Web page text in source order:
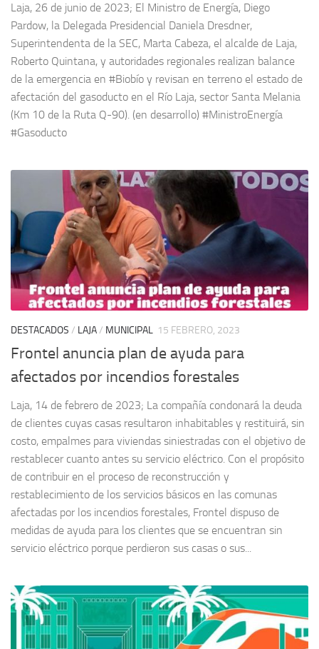
Laja, 26 de junio de 2023; El Ministro de Energía, Diego
Pardow, la Delegada Presidencial Daniela Dresdner,
Superintendenta de la SEC, Marta Cabeza, el alcalde de Laja,
Roberto Quintana, y autoridades regionales realizan balance
de la emergencia en #Biobío y revisan en terreno el estado de
afectación del gasoducto en el Río Laja, sector Santa Melania
(Km 10 de la Ruta Q-90). (en desarrollo) #MinistroEnergía
#Gasoducto
DESTACADOS / LAJA/ MUNICIPAL 15 FEBRERO, 2023
Frontel anuncia plan de ayuda para
afectados por incendios forestales
Laja, 14 de febrero de 2023; La compañía condonará la deuda
de clientes cuyas casas resultaron inhabitables y restituirá, sin
costo, empalmes para viviendas siniestradas con el objetivo de
restablecer cuanto antes su servicio eléctrico. Con el propósito
de contribuir en el proceso de reconstrucción y
restablecimiento de los servicios básicos en las comunas
afectadas por los incendios forestales, Frontel dispuso de
medidas de ayuda para los clientes que se encuentran sin
servicio eléctrico porque perdieron sus casas o sus...